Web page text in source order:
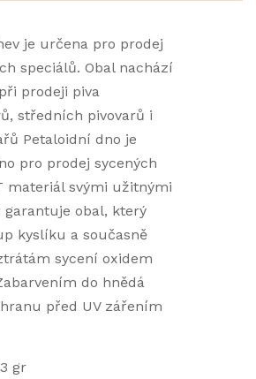
je určena pro prodej
speciálů. Obal nachází
prodeji piva
středních pivovarů i
Petaloidní dno je
pro prodej sycených
materiál svými užitnými
garantuje obal, který
kyslíku a současně
sycení oxidem
do hnědá
před UV zářením
gr